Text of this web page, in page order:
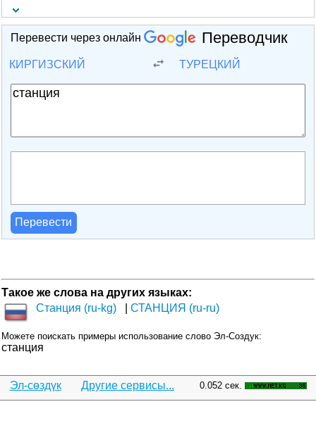
Перевести через онлайн Переводчик
КИРГИЗСКИЙ ТУРЕЦКИЙ
Перевести
Такое же слова на других языках:
Станция (ru-kg)
СТАНЦИЯ (ru-ru)
Можете поискать примеры использование слово Эл-Создук:
станция
Эл-сөздүк Другие сервисы... 0.052 сек.